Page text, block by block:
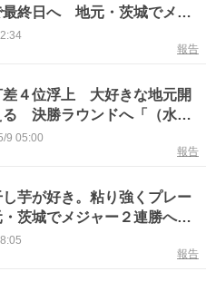
終日へ 地元・茨城でメジ
報告
４位浮上 大好きな地元開
る 決勝ラウンドへ「（水戸
り強くプレー」
9 05:00
報告
芋が好き。粘り強くプレー
茨城でメジャー２連勝へ３
報告